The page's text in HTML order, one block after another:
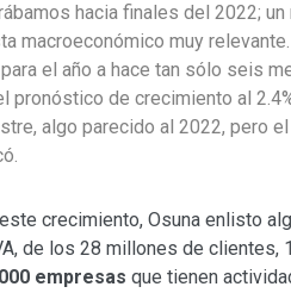
hacia finales del 2022;
macroeconómico muy
el año a hace tan sólo seis
pronóstico de crecimiento al
algo parecido al 2022, pero
crecimiento, Osuna enlisto
de los 28 millones de
empresas que tienen